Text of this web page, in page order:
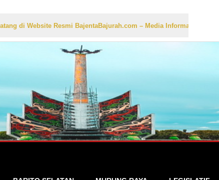
Resmi BajentaBajurah.com – Media Informasi Lokal yang